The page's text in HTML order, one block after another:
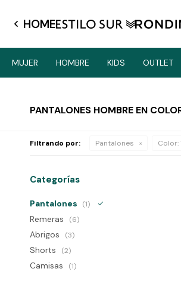
HOME
MUJER HOMBRE KIDS OUTLET
PANTALONES HOMBRE EN
Filtrando por: Pantalones Color:
Categorías
Pantalones (1)
Remeras (6)
Abrigos (3)
Shorts (2)
Camisas (1)